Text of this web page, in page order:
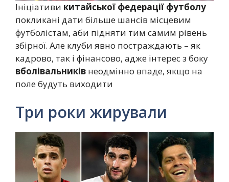
Ініціативи китайської федерації футболу
покликані дати більше шансів місцевим
футболістам, аби підняти тим самим рівень
збірної. Але клуби явно постраждають – як
кадрово, так і фінансово, адже інтерес з боку
вболівальників неодмінно впаде, якщо на
поле будуть виходити
Три роки жирували